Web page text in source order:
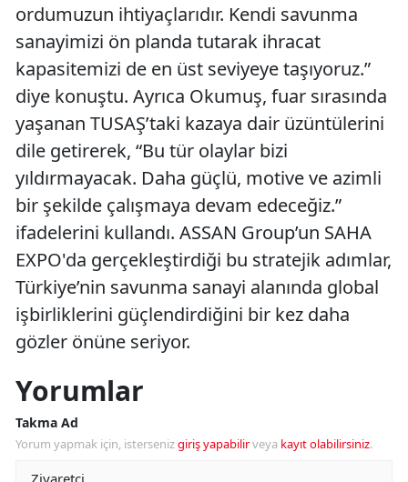
ordumuzun ihtiyaçlarıdır. Kendi savunma
sanayimizi ön planda tutarak ihracat
kapasitemizi de en üst seviyeye taşıyoruz.”
diye konuştu. Ayrıca Okumuş, fuar sırasında
yaşanan TUSAŞ’taki kazaya dair üzüntülerini
dile getirerek, “Bu tür olaylar bizi
yıldırmayacak. Daha güçlü, motive ve azimli
bir şekilde çalışmaya devam edeceğiz.”
ifadelerini kullandı. ASSAN Group’un SAHA
EXPO'da gerçekleştirdiği bu stratejik adımlar,
Türkiye’nin savunma sanayi alanında global
işbirliklerini güçlendirdiğini bir kez daha
gözler önüne seriyor.
Yorumlar
Takma Ad
Yorum yapmak için, istersenizgiriş yapabilirveya kayıt olabilirsiniz.